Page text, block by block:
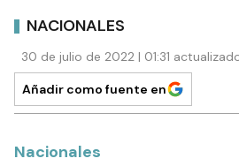
NACIONALES
30 de julio de 2022 | 01:31
Añadir como fuente en
Nacionales